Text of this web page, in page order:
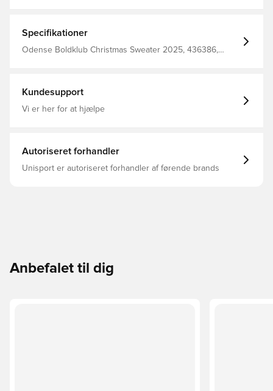
Specifikationer
Odense Boldklub Christmas Sweater 2025, 436386,
Kundesupport
Vi er her for at hjælpe
Autoriseret forhandler
Unisport er autoriseret forhandler af førende brands
Anbefalet til dig